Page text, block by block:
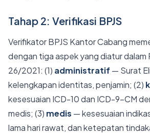
Tahap 2: Verifikasi BPJS
Verifikator BPJS Kantor Cabang
dengan tiga aspek yang diatur dalam
26/2021: (1) administratif — Surat
kelengkapan identitas, penjamin; (2)
kesesuaian ICD-10 dan ICD-9-CM
medis; (3) medis — kesesuaian
lama hari rawat, dan ketepatan